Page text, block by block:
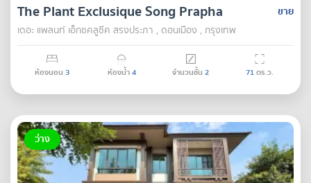
ขาย
The Plant Exclusique Song Prapha
เดอะ แพลนท์ เอ็กซคลูซีค สรงประภา , ดอนเมือง , กรุงเทพ
ห้องนอน 3 ห้องน้ำ4 จำนวนชั้น 2 71ตร.ว.
ว่าง